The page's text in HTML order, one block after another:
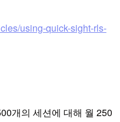
using-quick-sight-rls-
개의 세션에 대해 월 250